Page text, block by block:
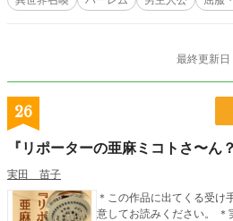
ハーレムとセックスライフを満喫する。
最終更新
26
『リポーターの亜麻ミコトさ〜ん？
実田 苗子
＊この作品に出てくる受
意してお読みください。 ＊